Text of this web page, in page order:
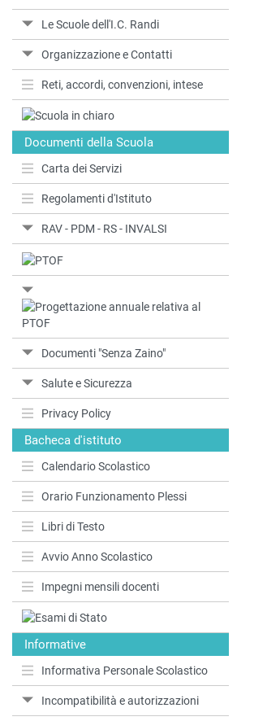
Le Scuole dell'I.C. Randi
Organizzazione e Contatti
Reti, accordi, convenzioni, intese
Documenti della Scuola
Carta dei Servizi
Regolamenti d'Istituto
RAV - PDM - RS - INVALSI
Documenti "Senza Zaino"
Salute e Sicurezza
Privacy Policy
Bacheca d'istituto
Calendario Scolastico
Orario Funzionamento Plessi
Libri di Testo
Avvio Anno Scolastico
Impegni mensili docenti
Informative
Informativa Personale Scolastico
Incompatibilità e autorizzazioni